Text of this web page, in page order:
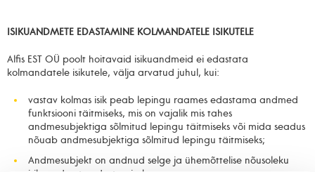
ISIKUANDMETE EDASTAMINE KOLMANDATELE ISIKUTELE
Alfis EST OÜ poolt hoitavaid isikuandmeid ei edastata
kolmandatele isikutele, välja arvatud juhul, kui:
vastav kolmas isik peab lepingu raames edastama andmed
funktsiooni täitmiseks, mis on vajalik mis tahes
andmesubjektiga sõlmitud lepingu täitmiseks või mida seadus
nõuab andmesubjektiga sõlmitud lepingu täitmiseks;
Andmesubjekt on andnud selge ja ühemõttelise nõusoleku